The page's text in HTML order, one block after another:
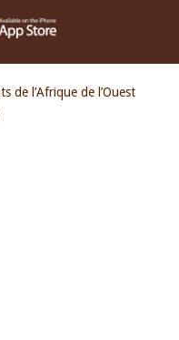
de l’Afrique de l’Ouest